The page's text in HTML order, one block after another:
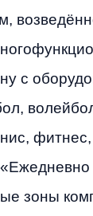
с
зоны